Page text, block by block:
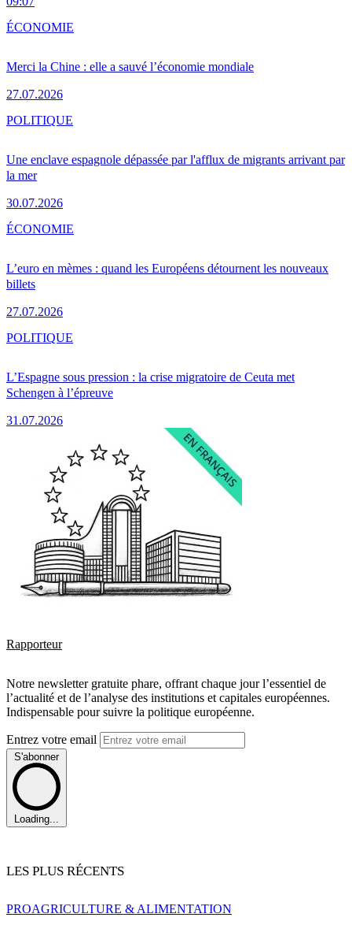
Merci la Chine : elle a sauvé l’économie mondiale
27.07.2026
ÉCONOMIE
Une enclave espagnole dépassée par l'afflux de migrants arrivant par
la mer
30.07.2026
POLITIQUE
L’euro en mèmes : quand les Européens détournent les nouveaux
billets
27.07.2026
ÉCONOMIE
L’Espagne sous pression : la crise migratoire de Ceuta met
Schengen à l’épreuve
31.07.2026
POLITIQUE
Rapporteur
Notre newsletter gratuite phare, offrant chaque jour l’essentiel de
l’actualité et de l’analyse des institutions et capitales européennes.
Indispensable pour suivre la politique européenne.
Entrez votre email
S'abonner
Loading...
LES PLUS RÉCENTS
PROAGRICULTURE & ALIMENTATION